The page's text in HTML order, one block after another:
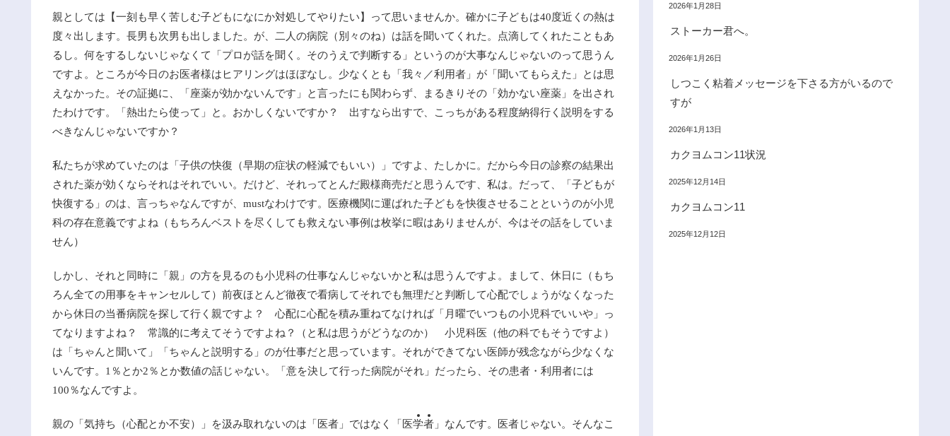
親としては【一刻も早く苦しむ子どもになにか対処してやりたい】って思いませんか。確かに子どもは40度近くの熱は
度々出します。長男も次男も出しました。が、二人の病院（別々のね）は話を聞いてくれた。点滴してくれたこともあ
るし。何をするしないじゃなくて「プロが話を聞く。そのうえで判断する」というのが大事なんじゃないのって思うん
ですよ。ところが今日のお医者様はヒアリングはほぼなし。少なくとも「我々／利用者」が「聞いてもらえた」とは思
えなかった。その証拠に、「座薬が効かないんです」と言ったにも関わらず、まるきりその「効かない座薬」を出され
たわけです。「熱出たら使って」と。おかしくないですか？ 出すなら出すで、こっちがある程度納得行く説明をする
べきなんじゃないですか？
私たちが求めていたのは「子供の快復（早期の症状の軽減でもいい）」ですよ、たしかに。だから今日の診察の結果出
された薬が効くならそれはそれでいい。だけど、それってとんだ殿様商売だと思うんです、私は。だって、「子どもが
快復する」のは、言っちゃなんですが、mustなわけです。医療機関に運ばれた子どもを快復させることというのが小児
科の存在意義ですよね（もちろんベストを尽くしても救えない事例は枚挙に暇はありませんが、今はその話をしていま
せん）
しかし、それと同時に「親」の方を見るのも小児科の仕事なんじゃないかと私は思うんですよ。まして、休日に（もち
ろん全ての用事をキャンセルして）前夜ほとんど徹夜で看病してそれでも無理だと判断して心配でしょうがなくなった
から休日の当番病院を探して行く親ですよ？ 心配に心配を積み重ねてなければ「月曜でいつもの小児科でいいや」っ
てなりますよね？ 常識的に考えてそうですよね？（と私は思うがどうなのか） 小児科医（他の科でもそうですよ）
は「ちゃんと聞いて」「ちゃんと説明する」のが仕事だと思っています。それができてない医師が残念ながら少なくな
いんです。1％とか2％とか数値の話じゃない。「意を決して行った病院がそれ」だったら、その患者・利用者には
100％なんですよ。
親の「気持ち（心配とか不安）」を汲み取れないのは「医者」ではなく「医学者 」なんです。医者じゃない。そんなこ
2026年1月28日
ストーカー君へ。
2026年1月26日
しつこく粘着メッセージを下さる方がいるので
すが
2026年1月13日
カクヨムコン11状況
2025年12月14日
カクヨムコン11
2025年12月12日